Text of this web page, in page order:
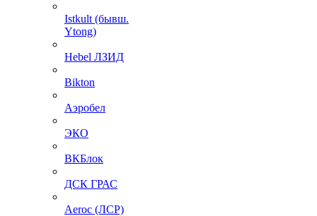
Istkult (бывш.
Ytong)
Hebel ЛЗИД
Bikton
Аэробел
ЭКО
ВКБлок
ДСК ГРАС
Aeroc (ЛСР)